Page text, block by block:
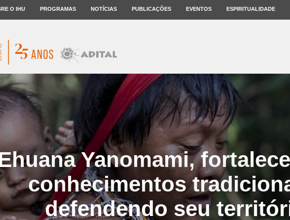
O IHU PROGRAMAS NOTÍCIAS PUBLICAÇÕES EVENTOS ESPIRITUALIDADE
Yanomami,
conhecimentos
defendendo seu